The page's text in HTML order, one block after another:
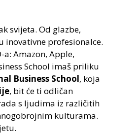
svijeta. Od glazbe,
inovativne profesionalce.
Amazon, Apple,
School imaš priliku
Business School, koja
, bit će ti odličan
s ljudima iz različitih
kulturama.